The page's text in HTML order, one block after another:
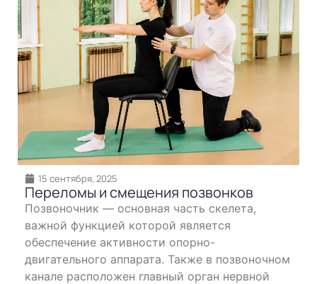
15 сентября, 2025
Переломы и смещения позвонков
Позвоночник — основная часть скелета,
важной функцией которой является
обеспечение активности опорно-
двигательного аппарата. Также в позвоночном
канале расположен главный орган нервной